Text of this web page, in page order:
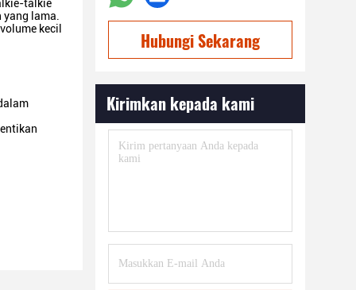
talkie
yang lama.
kecil
Hubungi Sekarang
Kirimkan kepada kami